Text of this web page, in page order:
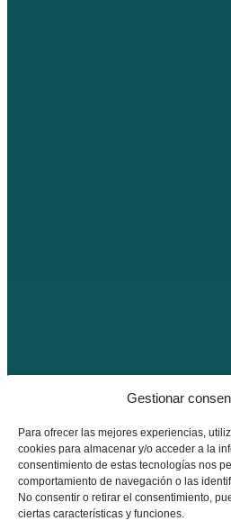
Gestionar
Para ofrecer las mejores experiencias,
cookies para almacenar y/o acceder a la
consentimiento de estas tecnologías nos
comportamiento de navegación o las
No consentir o retirar el consentimiento,
ciertas características y funciones.